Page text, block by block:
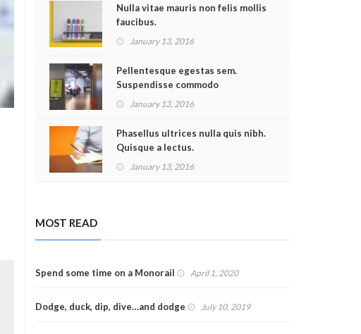
Nulla vitae mauris non felis mollis
faucibus.
January 13, 2016
Pellentesque egestas sem.
Suspendisse commodo
January 13, 2016
Phasellus ultrices nulla quis nibh.
Quisque a lectus.
January 13, 2016
MOST READ
Spend some time on a Monorail April 1, 2020
Dodge, duck, dip, dive…and dodge July 10, 2019